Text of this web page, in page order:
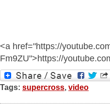
<a href="https://
Fm9ZU">https://
Tags: supercross, video